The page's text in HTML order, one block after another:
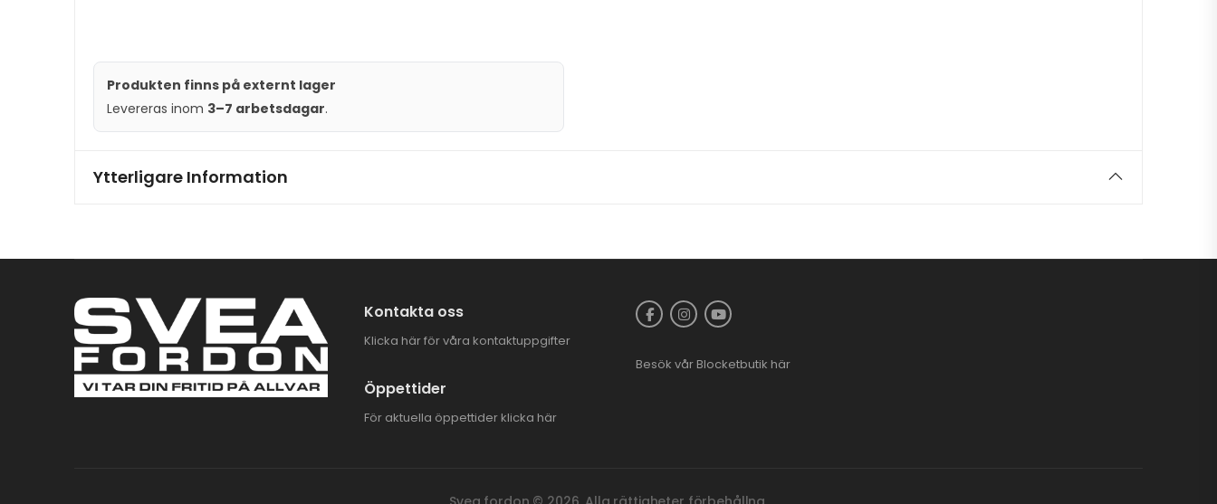
Produkten finns på externt lager
Levereras inom 3–7 arbetsdagar.
Ytterligare Information
Kontakta oss
Klicka här för våra kontaktuppgifter
Öppettider
För aktuella öppettider klicka här
Besök vår Blocketbutik här